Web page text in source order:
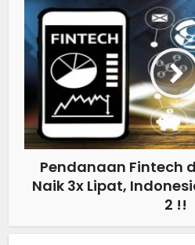
Pendanaan Fintech
Naik 3x Lipat,
2 !!